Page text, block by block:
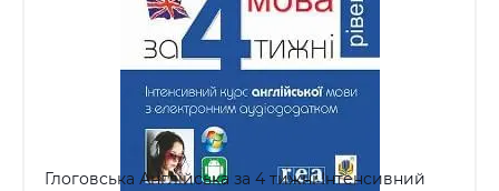
Глоговська Англійська за 4 тижні Інтенсивний